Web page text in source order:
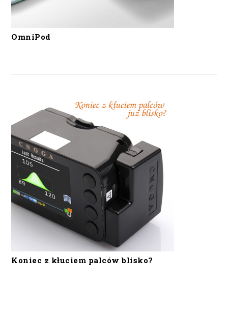
OmniPod
Koniec z kłuciem palców blisko?